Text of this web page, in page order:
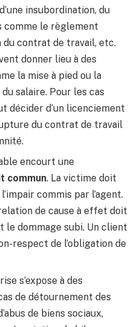
insubordination, du
comme le règlement
du contrat de travail, etc.
donner lieu à des
la mise à pied ou la
salaire. Pour les cas
décider d’un licenciement
du contrat de travail
encourt une
commun. La victime doit
commis par l’agent.
de cause à effet doit
dommage subi. Un client
respect de l’obligation de
s’expose à des
de détournement des
de biens sociaux,